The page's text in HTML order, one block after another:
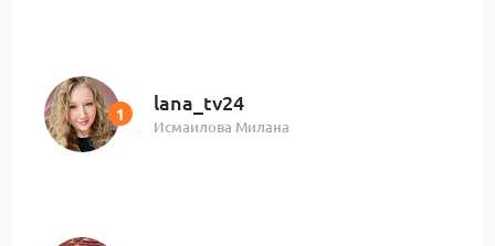
lana_tv24
Исмаилова Милана